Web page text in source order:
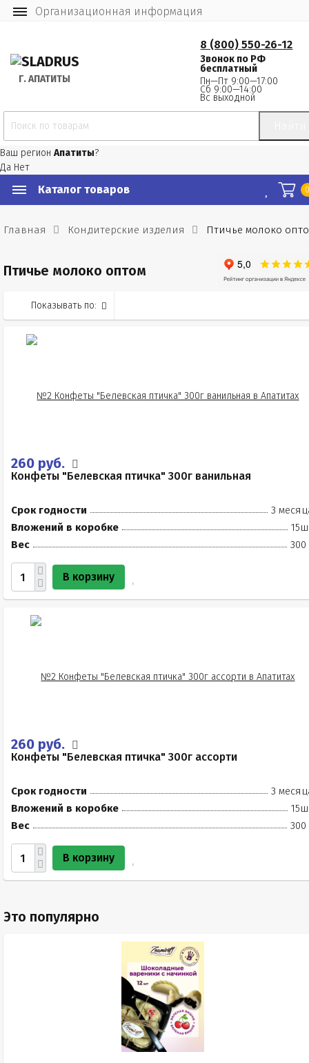
Организационная информация
Г. АПАТИТЫ
8 (800) 550-26-12
Звонок по РФ
бесплатный
Пн—Пт 9:00—17:00
Сб 9:00—14:00
Вс выходной
Ваш регион Апатиты?
Да Нет
Каталог товаров
Главная Кондитерские изделия Птичье молоко
Птичье молоко оптом
Показывать по:
260 руб.
Конфеты "Белевская птичка" 300г ванильная
Срок годности
3
Вложений в коробке
Вес
300
В корзину
260 руб.
Конфеты "Белевская птичка" 300г ассорти
Срок годности
3
Вложений в коробке
Вес
300
В корзину
Это популярно